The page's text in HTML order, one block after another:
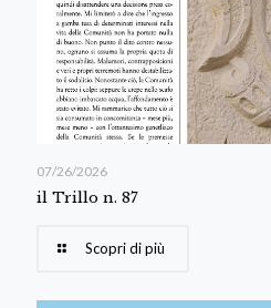
07/26/2026
il Trillo n. 87
Scopri di più